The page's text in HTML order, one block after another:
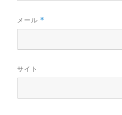
メール *
サイト